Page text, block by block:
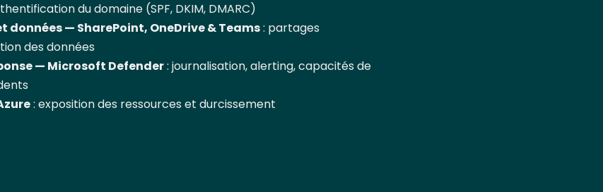
du domaine (SPF, DKIM, DMARC)
données — SharePoint, OneDrive & Teams: partages
des données
— Microsoft Defender: journalisation, alerting, capacités de
: exposition des ressources et durcissement